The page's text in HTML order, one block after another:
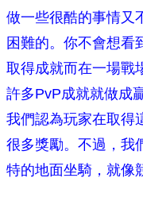
做一些很酷的事情又
困難的。你不會想看
取得成就而在一場戰
許多PvP成就就做成
我們認為玩家在取得
很多獎勵。不過，我
特的地面坐騎，就像